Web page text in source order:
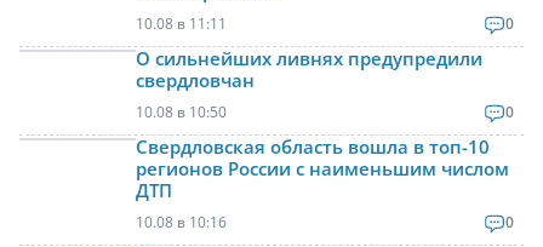
10.08 в 11:11 0
О сильнейших ливнях предупредили
свердловчан
10.08 в 10:50 0
Свердловская область вошла в топ-10
регионов России с наименьшим числом
ДТП
10.08 в 10:16 0